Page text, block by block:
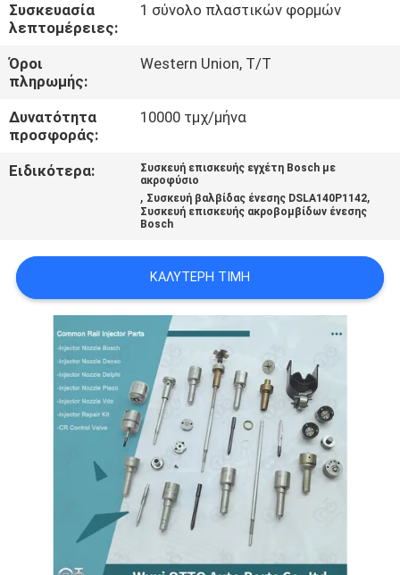
ΕΠΙΚΟΙΝΩΝΉΣΤΕ
ΜΑΖΊ
ΜΑΣ
ΕΙΔΉΣΕΙΣ
SITEMAP
PRIVACY
POLICY
Συσκευασία
λεπτομέρειες:
1 σύνολο πλαστικών φορμών
Όροι
πληρωμής:
Western Union, T/T
Δυνατότητα
προσφοράς:
10000 τμχ/μήνα
Ειδικότερα:
Συσκευή επισκευής εγχέτη Bosch με
ακροφύσιο
, Συσκευή βαλβίδας ένεσης DSLA140P1142,
Συσκευή επισκευής ακροβομβίδων ένεσης
Bosch
ΚΑΛΎΤΕΡΗ ΤΙΜΉ